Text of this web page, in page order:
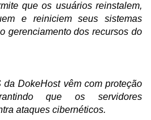
que os usuários reinstalem,
e reiniciem seus sistemas
gerenciamento dos recursos do
DokeHost vêm com proteção
que os servidores
ataques cibernéticos.